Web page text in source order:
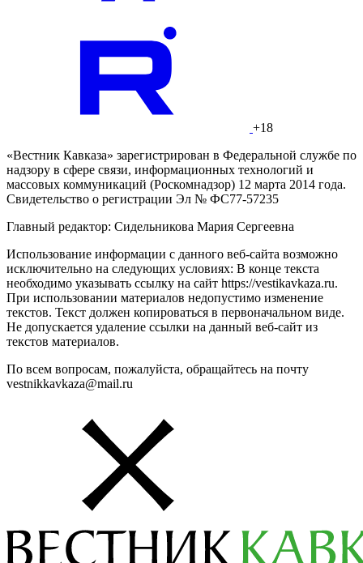
+18
«Вестник Кавказа» зарегистрирован в Федеральной службе по
надзору в сфере связи, информационных технологий и
массовых коммуникаций (Роскомнадзор) 12 марта 2014 года.
Свидетельство о регистрации Эл № ФС77-57235
Главный редактор: Сидельникова Мария Сергеевна
Использование информации с данного веб-сайта возможно
исключительно на следующих условиях: В конце текста
необходимо указывать ссылку на сайт https://vestikavkaza.ru.
При использовании материалов недопустимо изменение
текстов. Текст должен копироваться в первоначальном виде.
Не допускается удаление ссылки на данный веб-сайт из
текстов материалов.
По всем вопросам, пожалуйста, обращайтесь на почту
vestnikkavkaza@mail.ru